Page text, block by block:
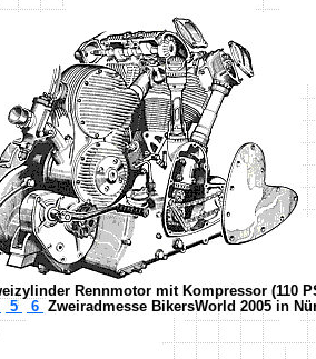
Rennmotor mit Kompressor (110
5 6 Zweiradmesse BikersWorld 2005 in